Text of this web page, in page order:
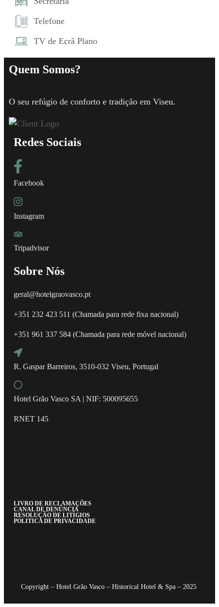
Telefone
TV de Ecrã Plano
Quem Somos?
O seu refúgio de conforto e tradição em Viseu.
Redes Sociais
Facebook
Instagram
Tripadvisor
Sobre Nós
geral@hotelgraovasco.pt
+351 232 423 511 (Chamada para rede fixa nacional)
+351 961 337 584 (Chamada para rede móvel nacional)
R. Gaspar Barreiros, 3510-032 Viseu, Portugal
Hotel Grão Vasco SA | NIF: 500095655
RNET 145
LIVRO DE RECLAMAÇÕES
CANAL DE DENÚNCIA
RESOLUÇÃO DE LITÍGIOS
POLITICA DE PRIVACIDADE
Copyright – Hotel Grão Vasco – Historical Hotel & Spa – 2025